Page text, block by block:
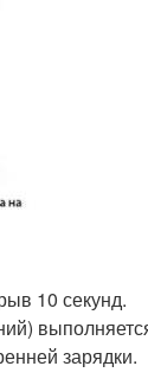
10 секунд.
зарядки.